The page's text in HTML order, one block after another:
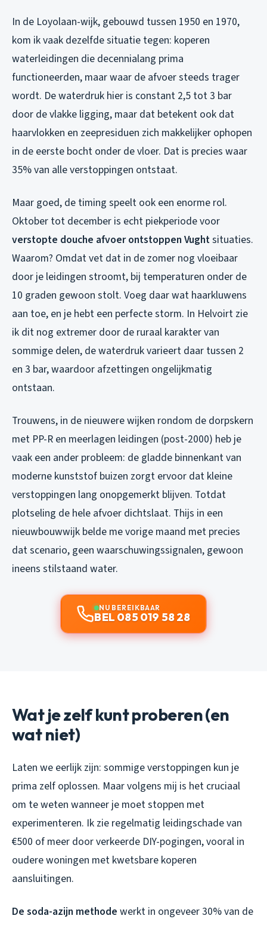
In de Loyolaan-wijk, gebouwd tussen 1950 en 1970,
kom ik vaak dezelfde situatie tegen: koperen
waterleidingen die decennialang prima
functioneerden, maar waar de afvoer steeds trager
wordt. De waterdruk hier is constant 2,5 tot 3 bar
door de vlakke ligging, maar dat betekent ook dat
haarvlokken en zeepresiduen zich makkelijker ophopen
in de eerste bocht onder de vloer. Dat is precies waar
35% van alle verstoppingen ontstaat.
Maar goed, de timing speelt ook een enorme rol.
Oktober tot december is echt piekperiode voor
verstopte douche afvoer ontstoppen Vughtsituaties.
Waarom? Omdat vet dat in de zomer nog vloeibaar
door je leidingen stroomt, bij temperaturen onder de
10 graden gewoon stolt. Voeg daar wat haarkluwens
aan toe, en je hebt een perfecte storm. In Helvoirt zie
ik dit nog extremer door de ruraal karakter van
sommige delen, de waterdruk varieert daar tussen 2
en 3 bar, waardoor afzettingen ongelijkmatig
ontstaan.
Trouwens, in de nieuwere wijken rondom de dorpskern
met PP-R en meerlagen leidingen (post-2000) heb je
vaak een ander probleem: de gladde binnenkant van
moderne kunststof buizen zorgt ervoor dat kleine
verstoppingen lang onopgemerkt blijven. Totdat
plotseling de hele afvoer dichtslaat. Thijs in een
nieuwbouwwijk belde me vorige maand met precies
dat scenario, geen waarschuwingssignalen, gewoon
ineens stilstaand water.
NU BEREIKBAAR
BEL 085 019 58 28
Wat je zelf kunt proberen (en
wat niet)
Laten we eerlijk zijn: sommige verstoppingen kun je
prima zelf oplossen. Maar volgens mij is het cruciaal
om te weten wanneer je moet stoppen met
experimenteren. Ik zie regelmatig leidingschade van
€500 of meer door verkeerde DIY-pogingen, vooral in
oudere woningen met kwetsbare koperen
aansluitingen.
De soda-azijn methode werkt in ongeveer 30% van de